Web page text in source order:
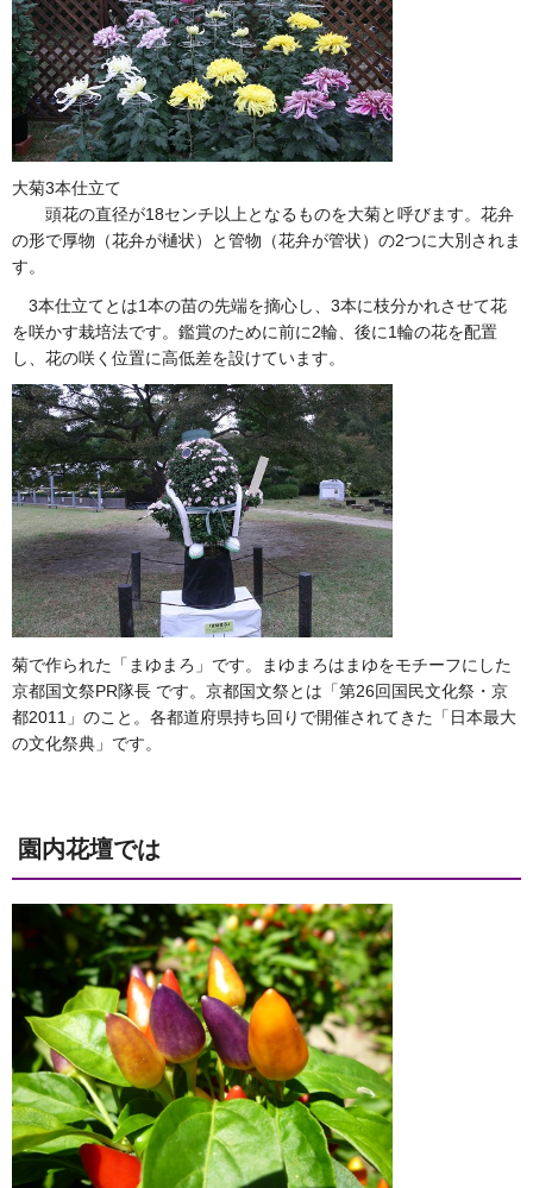
大菊3本仕立て
頭花の直径が18センチ以上となるものを大菊と呼びます。花弁
の形で厚物（花弁が樋状）と管物（花弁が管状）の2つに大別されま
す。
3本仕立てとは1本の苗の先端を摘心し、3本に枝分かれさせて花
を咲かす栽培法です。鑑賞のために前に2輪、後に1輪の花を配置
し、花の咲く位置に高低差を設けています。
菊で作られた「まゆまろ」です。まゆまろはまゆをモチーフにした
京都国文祭PR隊長 です。京都国文祭とは「第26回国民文化祭・京
都2011」のこと。各都道府県持ち回りで開催されてきた「日本最大
の文化祭典」です。
園内花壇では